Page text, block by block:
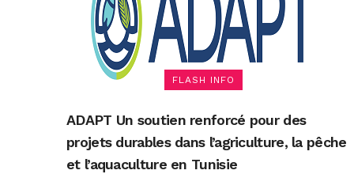
FLASH INFO
ADAPT Un soutien renforcé pour des
projets durables dans l’agriculture, la pêche
et l’aquaculture en Tunisie